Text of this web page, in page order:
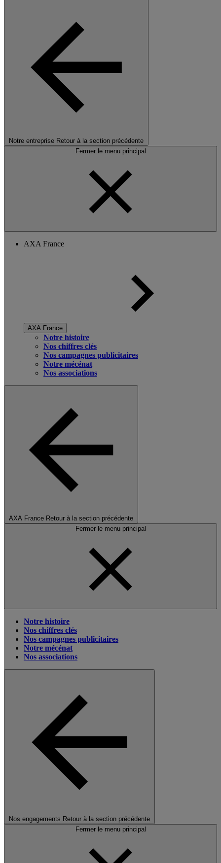
Notre entreprise Retour à la section précédente
Fermer le menu principal
AXA France
AXA France
Notre histoire
Nos chiffres clés
Nos campagnes publicitaires
Notre mécénat
Nos associations
AXA France Retour à la section précédente
Fermer le menu principal
Notre histoire
Nos chiffres clés
Nos campagnes publicitaires
Notre mécénat
Nos associations
Nos engagements Retour à la section précédente
Fermer le menu principal